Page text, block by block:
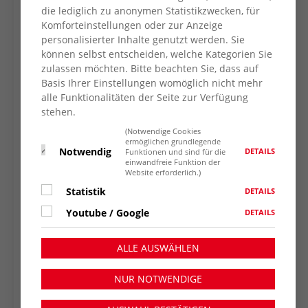
die lediglich zu anonymen Statistikzwecken, für
Komforteinstellungen oder zur Anzeige
personalisierter Inhalte genutzt werden. Sie
können selbst entscheiden, welche Kategorien Sie
zulassen möchten. Bitte beachten Sie, dass auf
Basis Ihrer Einstellungen womöglich nicht mehr
alle Funktionalitäten der Seite zur Verfügung
stehen.
Notwendig
(Notwendige Cookies
ermöglichen grundlegende
Funktionen und sind für die
einwandfreie Funktion der
Website erforderlich.)
DETAILS
Statistik DETAILS
Youtube / Google DETAILS
ALLE AUSWÄHLEN
NUR NOTWENDIGE